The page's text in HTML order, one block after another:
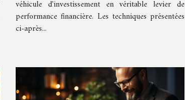
véhicule d'investissement en véritable levier de
performance financière. Les techniques présentées
ci-après...